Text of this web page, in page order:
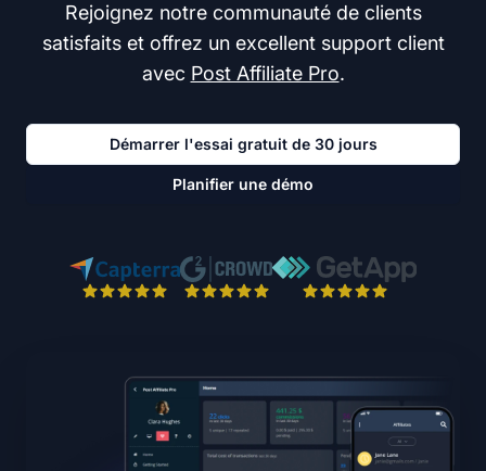
Rejoignez notre communauté de clients
satisfaits et offrez un excellent support client
avec Post Affiliate Pro.
Démarrer l'essai gratuit de 30 jours
Planifier une démo